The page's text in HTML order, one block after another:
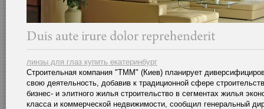
линзы для глаз купить екатеринбург
Строительная компания "ТММ" (Киев) планирует
свою деятельность, добавив к традиционной сфере
бизнес- и элитного жилья строительство в сегментах жилья
класса и коммерческой недвижимости, сообщил генеральный